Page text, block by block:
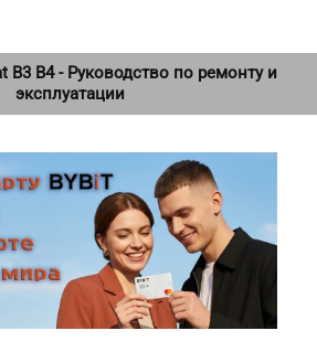
B3 B4 - Руководство по ремонту и
эксплуатации